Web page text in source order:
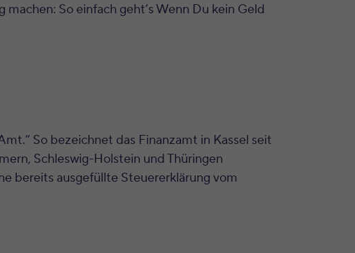
So einfach geht’s Wenn Du kein Geld
So bezeichnet das Finanzamt in Kassel seit
Schleswig-Holstein und Thüringen
bereits ausgefüllte Steuererklärung vom